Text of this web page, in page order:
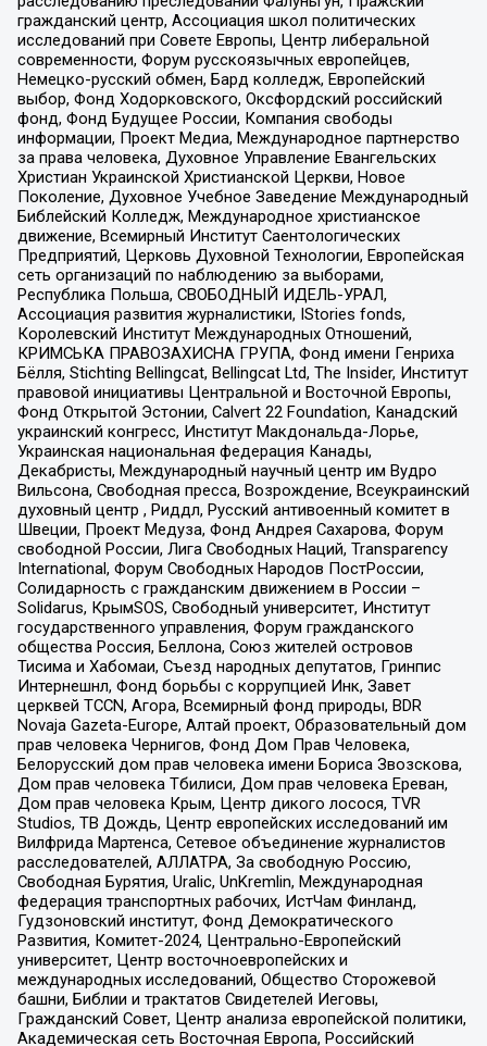
гражданский центр, Ассоциация школ политических
исследований при Совете Европы, Центр либеральной
современности, Форум русскоязычных европейцев,
Немецко-русский обмен, Бард колледж, Европейский
выбор, Фонд Ходорковского, Оксфордский российский
фонд, Фонд Будущее России, Компания свободы
информации, Проект Медиа, Международное партнерство
за права человека, Духовное Управление Евангельских
Христиан Украинской Христианской Церкви, Новое
Поколение, Духовное Учебное Заведение Международный
Библейский Колледж, Международное христианское
движение, Всемирный Институт Саентологических
Предприятий, Церковь Духовной Технологии, Европейская
сеть организаций по наблюдению за выборами,
Республика Польша, СВОБОДНЫЙ ИДЕЛЬ-УРАЛ,
Ассоциация развития журналистики, IStories fonds,
Королевский Институт Международных Отношений,
КРИМСЬКА ПРАВОЗАХИСНА ГРУПА, Фонд имени Генриха
Бёлля, Stichting Bellingcat, Bellingcat Ltd, The Insider, Институт
правовой инициативы Центральной и Восточной Европы,
Фонд Открытой Эстонии, Calvert 22 Foundation, Канадский
украинский конгресс, Институт Макдональда-Лорье,
Украинская национальная федерация Канады,
Декабристы, Международный научный центр им Вудро
Вильсона, Свободная пресса, Возрождение, Всеукраинский
духовный центр , Риддл, Русский антивоенный комитет в
Швеции, Проект Медуза, Фонд Андрея Сахарова, Форум
свободной России, Лига Свободных Наций, Transparеncy
International, Форум Свободных Народов ПостРоссии,
Солидарность с гражданским движением в России –
Solidarus, КрымSOS, Свободный университет, Институт
государственного управления, Форум гражданского
общества Россия, Беллона, Союз жителей островов
Тисима и Хабомаи, Съезд народных депутатов, Гринпис
Интернешнл, Фонд борьбы с коррупцией Инк, Завет
церквей TCCN, Агора, Всемирный фонд природы, BDR
Novaja Gazeta-Europe, Алтай проект, Образовательный дом
прав человека Чернигов, Фонд Дом Прав Человека,
Белорусский дом прав человека имени Бориса Звозскова,
Дом прав человека Тбилиси, Дом прав человека Ереван,
Дом прав человека Крым, Центр дикого лосося, TVR
Studios, ТВ Дождь, Центр европейских исследований им
Вилфрида Мартенса, Сетевое объединение журналистов
расследователей, АЛЛАТРА, За свободную Россию,
Свободная Бурятия, Uralic, UnKremlin, Международная
федерация транспортных рабочих, ИстЧам Финланд,
Гудзоновский институт, Фонд Демократического
Развития, Комитет-2024, Центрально-Европейский
университет, Центр восточноевропейских и
международных исследований, Общество Сторожевой
башни, Библии и трактатов Свидетелей Иеговы,
Гражданский Совет, Центр анализа европейской политики,
Академическая сеть Восточная Европа, Российский